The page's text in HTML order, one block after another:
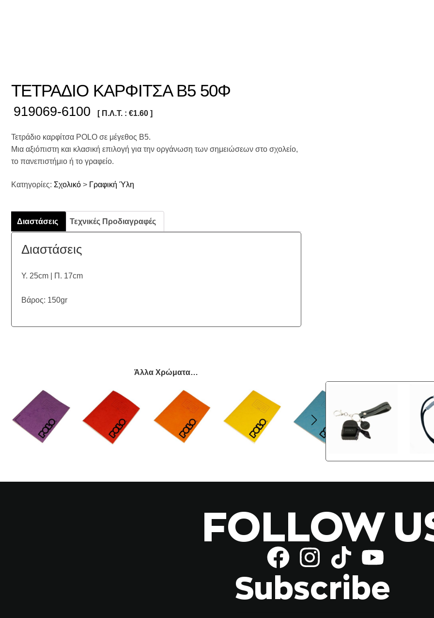
ΤΕΤΡΑΔΙΟ ΚΑΡΦΙΤΣΑ B5 50Φ
919069-6100 [ Π.Λ.Τ. :€1.60 ]
Τετράδιο καρφίτσα POLO σε μέγεθος Β5.
Μια αξιόπιστη και κλασική επιλογή για την οργάνωση των σημειώσεων στο σχολείο,
το πανεπιστήμιο ή το γραφείο.
Κατηγορίες: Σχολικό > Γραφική Ύλη
Διαστάσεις Τεχνικές Προδιαγραφές
Διαστάσεις
Υ. 25cm | Π. 17cm
Βάρος: 150gr
Άλλα Χρώματα…
FOLLOW
Subscribe